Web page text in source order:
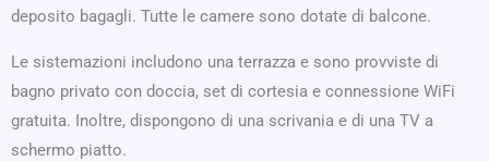
deposito bagagli. Tutte le camere sono dotate di balcone.
Le sistemazioni includono una terrazza e sono provviste di
bagno privato con doccia, set di cortesia e connessione WiFi
gratuita. Inoltre, dispongono di una scrivania e di una TV a
schermo piatto.